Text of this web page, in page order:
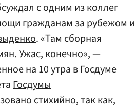
с одним из коллег
гражданам за рубежом и
. «Там сборная
Ужас, конечно», —
на 10 утра в Госдуме
Госдумы
стихийно, так как,